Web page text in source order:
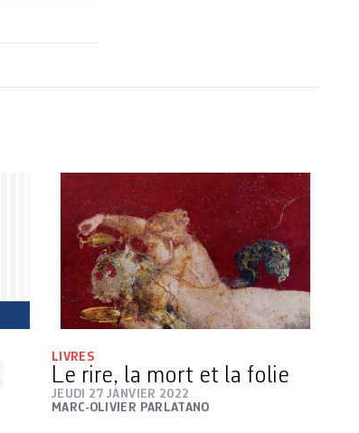
LIVRES
Le rire, la mort et la folie
JEUDI 27 JANVIER 2022
MARC-OLIVIER PARLATANO